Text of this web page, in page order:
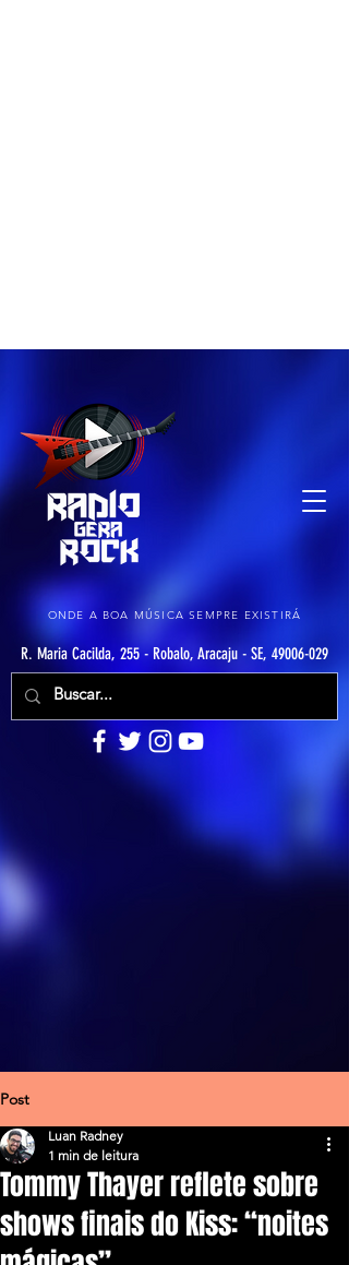
ONDE A BOA MÚSICA SEMPRE EXISTIRÁ
R. Maria Cacilda, 255 - Robalo, Aracaju - SE, 49006-029
Post
Tommy Thayer reflete sobre
shows finais do Kiss: “noites
Luan Radney
1 min de leitura